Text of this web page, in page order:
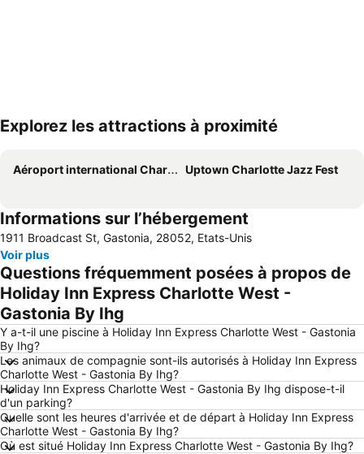
Explorez les attractions à proximité
Aéroport international Charlotte-Douglas Uptown Charlotte Jazz Fest
Informations sur l’hébergement
1911 Broadcast St, Gastonia, 28052, Etats-Unis
Voir plus
Questions fréquemment posées à propos de
Holiday Inn Express Charlotte West -
Gastonia By Ihg
Y a-t-il une piscine à Holiday Inn Express Charlotte West - Gastonia
By Ihg?
Les animaux de compagnie sont-ils autorisés à Holiday Inn Express
Charlotte West - Gastonia By Ihg?
Holiday Inn Express Charlotte West - Gastonia By Ihg dispose-t-il
d'un parking?
Quelle sont les heures d'arrivée et de départ à Holiday Inn Express
Charlotte West - Gastonia By Ihg?
Où est situé Holiday Inn Express Charlotte West - Gastonia By Ihg?